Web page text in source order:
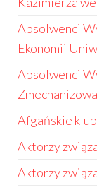
Absolwenci
Ekonomii
Absolwenci
Afgańskie
Aktorzy
Aktorzy